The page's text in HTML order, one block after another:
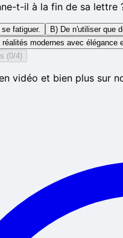
t-il à la fin de sa lettre
fatiguer. B) De n'utiliser que
modernes avec élégance
(0/4)
vidéo et bien plus sur